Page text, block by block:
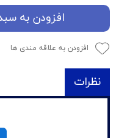
افزودن به
افزودن به علاقه مندی ها
نظرات